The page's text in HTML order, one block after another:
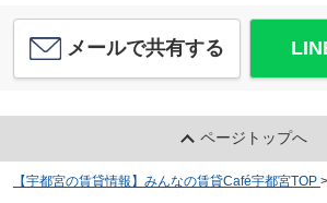
メールで共有する
ページトップへ
【宇都宮の賃貸情報】みんなの賃貸Café宇都宮TOP >